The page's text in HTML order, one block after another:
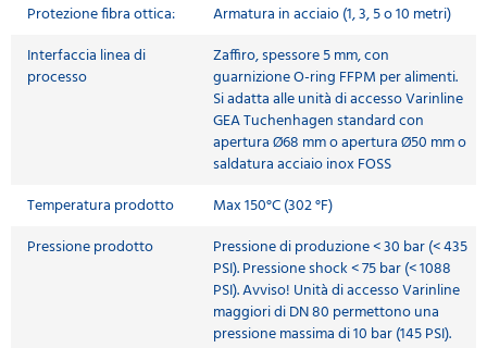
Protezione fibra ottica:
Armatura in acciaio (1, 3, 5 o 10 metri)
Interfaccia linea di
processo
Zaffiro, spessore 5 mm, con
guarnizione O-ring FFPM per alimenti.
Si adatta alle unità di accesso Varinline
GEA Tuchenhagen standard con
apertura Ø68 mm o apertura Ø50 mm o
saldatura acciaio inox FOSS
Temperatura prodotto
Max 150°C (302 °F)
Pressione prodotto
Pressione di produzione < 30 bar (< 435
PSI). Pressione shock < 75 bar (< 1088
PSI). Avviso! Unità di accesso Varinline
maggiori di DN 80 permettono una
pressione massima di 10 bar (145 PSI).